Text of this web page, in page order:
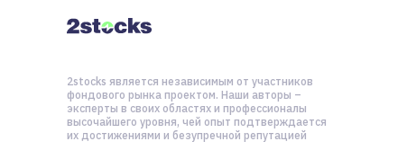
2stocks является независимым от участников
фондового рынка проектом. Наши авторы –
эксперты в своих областях и профессионалы
высочайшего уровня, чей опыт подтверждается
их достижениями и безупречной репутацией